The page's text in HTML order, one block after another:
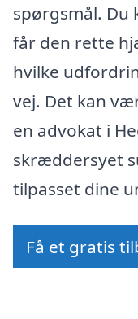
spørgsmål. Du
får den rette
hvilke
vej. Det kan
en advokat i
skræddersyet
tilpasset dine
Få et gratis